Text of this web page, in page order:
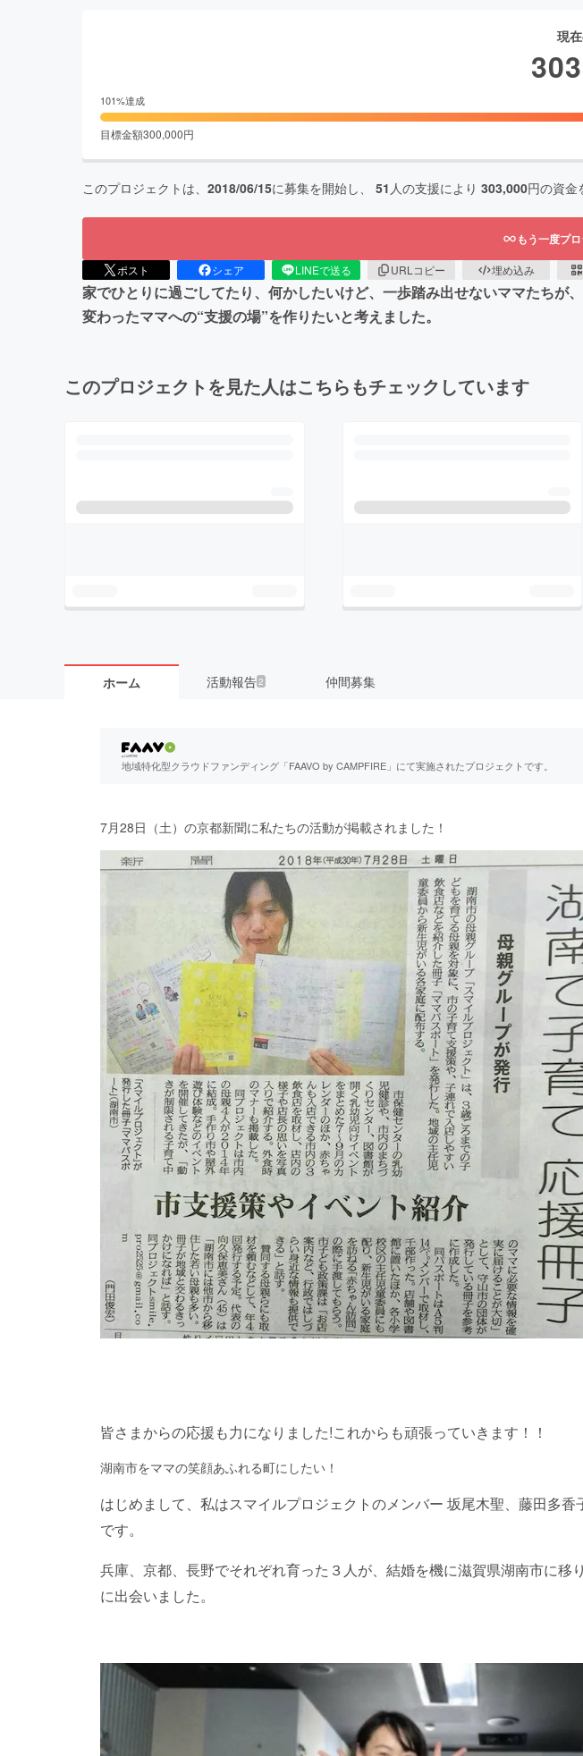
現
101%達成
目標金額300,000円
このプロジェクトは、 2018/06/15に募集を開始し、 51 人の支援により 303,000円の資金
もう一度プ
ポスト シェア LINEで送る URLコピー 埋め込み
家でひとりに過ごしてたり、何かしたいけど、一歩踏み出せないママたち
変わったママへの“支援の場”を作りたいと考えました。
このプロジェクトを見た人はこちらもチェックしています
ホーム 活動報告2 仲間募集
地域特化型クラウドファンディング「FAAVO by CAMPFIRE」にて実施されたプロジェクトです。
7月28日（土）の京都新聞に私たちの活動が掲載されました！
皆さまからの応援も力になりました!これからも頑張っていきます！！
湖南市をママの笑顔あふれる町にしたい！
はじめまして、私はスマイルプロジェクトのメンバー 坂尾木聖、藤田多香
です。
兵庫、京都、長野でそれぞれ育った３人が、結婚を機に滋賀県湖南市に移
に出会いました。